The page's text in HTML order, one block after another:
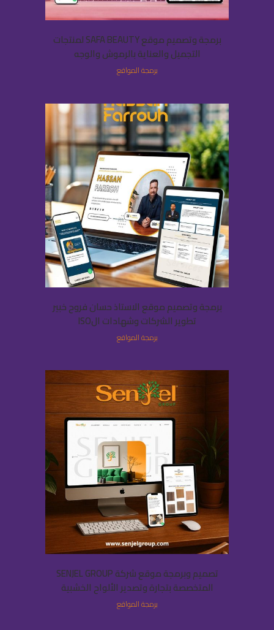
برمجة وتصميم موقع SAFA BEAUTY لمنتجات
التجميل والعناية بالرموش والوجه
برمجة المواقع
برمجة وتصميم موقع الاستاذ حسان فروح خبير
تطوير الشركات وشهادات الISO
برمجة المواقع
تصميم وبرمجة موقع شركة SENJEL GROUP
المتخصصة بتجارة وتصدير الألواح الخشبية
برمجة المواقع